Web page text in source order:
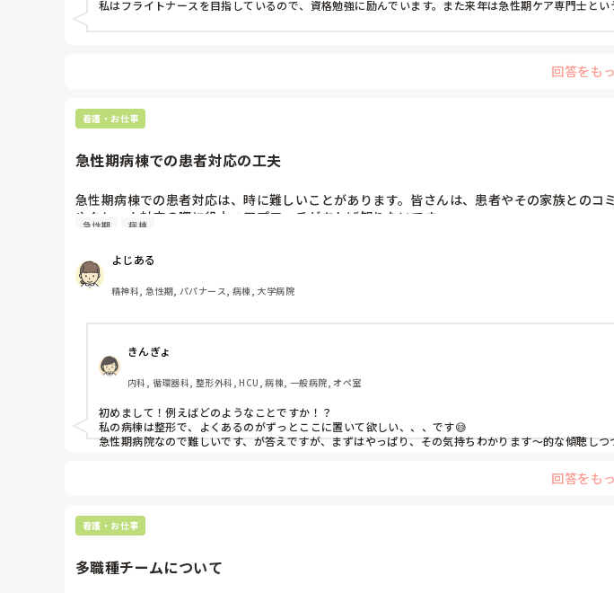
私はフライトナースを目指しているので、資格勉強に励んでいます。また来年は急性期ケア専門士と
回答をも
看護・お仕事
急性期病棟での患者対応の工夫
急性期病棟での患者対応は、時に難しいことがあります。皆さんは、患者やその家族との
やクレーム対応の際に役立つアプローチがあれば知りたいです。
急性期 病棟
よじある
精神科, 急性期, パパナース, 病棟, 大学病院
きんぎょ
内科, 循環器科, 整形外科, HCU, 病棟, 一般病院, オペ室
初めまして！例えばどのようなことですか！？
私の病棟は整形で、よくあるのがずっとここに置いて欲しい、、、です😅
急性期病院なので難しいです、が答えですが、まずはやっぱり、その気持ちわかります〜的な傾聴し
回答をも
看護・お仕事
多職種チームについて